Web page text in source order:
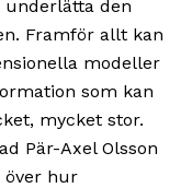
underlätta den
Framför allt kan
modeller
som kan
mycket stor.
Pär-Axel Olsson
över hur